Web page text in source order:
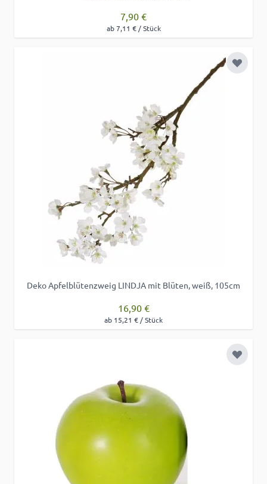
7,90 €
ab 7,11 € / Stück
Zur
Deko Apfelblütenzweig LINDJA mit Blüten, weiß, 105cm
16,90 €
ab 15,21 € / Stück
Zur